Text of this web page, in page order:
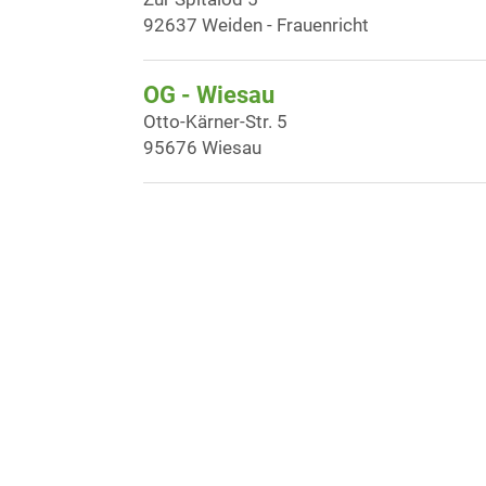
92637 Weiden - Frauenricht
OG - Wiesau
Otto-Kärner-Str. 5
95676 Wiesau